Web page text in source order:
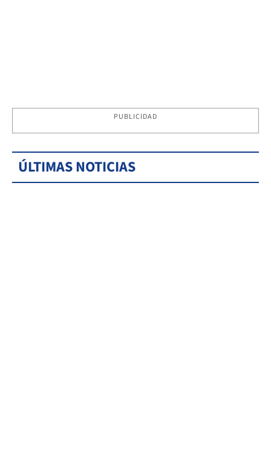
PUBLICIDAD
ÚLTIMAS NOTICIAS